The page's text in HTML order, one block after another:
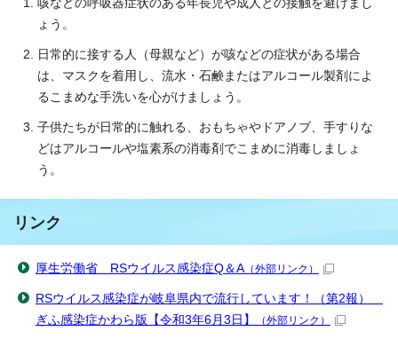
咳などの呼吸器症状のある年長児や成人との接触を避けまし
ょう。
日常的に接する人（母親など）が咳などの症状がある場合
は、マスクを着用し、流水・石鹸またはアルコール製剤によ
るこまめな手洗いを心がけましょう。
子供たちが日常的に触れる、おもちゃやドアノブ、手すりな
どはアルコールや塩素系の消毒剤でこまめに消毒しましょ
う。
リンク
厚生労働省 RSウイルス感染症Q＆A （外部リンク）
RSウイルス感染症が岐阜県内で流行しています！（第2報）
ぎふ感染症かわら版【令和3年6月3日】
（外部リンク）